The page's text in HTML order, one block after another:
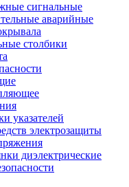
сигнальные
аварийные
столбики
указателей
электрозащиты
диэлектрические